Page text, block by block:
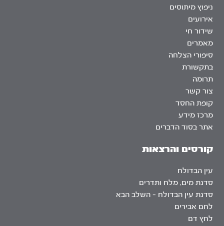
ניפוץ מיתוסים
אירועים
שידור חי
מאמרים
סיפורי הצלחה
בתקשורת
תרומה
צור קשר
קופת החסד
מרכז מידע
אתר בסוד הדברים
קורסים והרצאות
עין הבדולח
סדנת מים, מלח ותדרים
סדנת עין הבדולח – השלב הבא
לחם אבירים
לחץ דם